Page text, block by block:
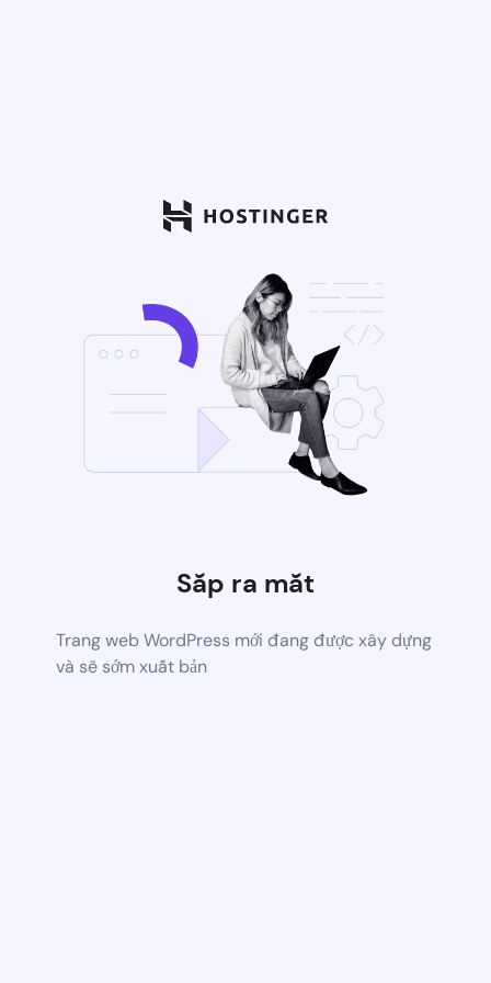
Sắp ra mắt
Trang web WordPress mới đang được xây dựng
và sẽ sớm xuất bản